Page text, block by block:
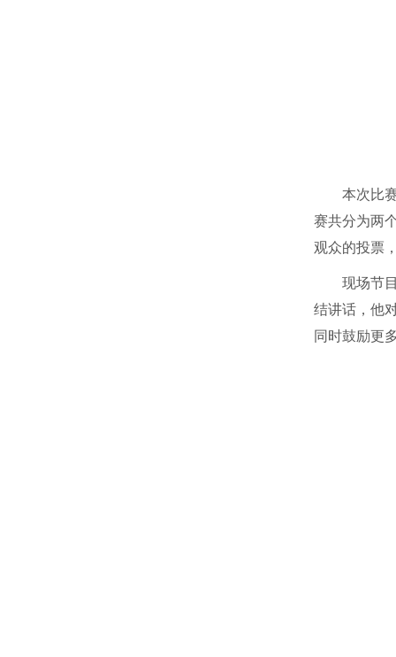
本次比
赛共分为两
观众的投票
现场节
结讲话，他
同时鼓励更